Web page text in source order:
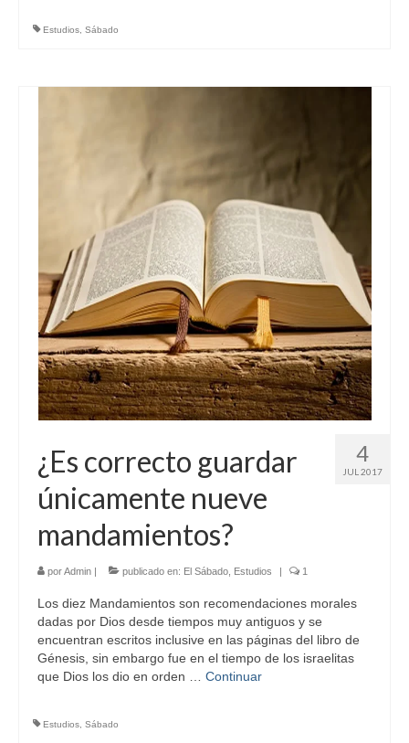
Estudios Sábado
4
JUL 2017
¿Es correcto guardar
únicamente nueve
mandamientos?
porAdmin | publicado en: El Sábado Estudios | 1
Los diez Mandamientos son recomendaciones morales
dadas por Dios desde tiempos muy antiguos y se
encuentran escritos inclusive en las páginas del libro de
Génesis, sin embargo fue en el tiempo de los israelitas
que Dios los dio en orden … Continuar
Estudios Sábado